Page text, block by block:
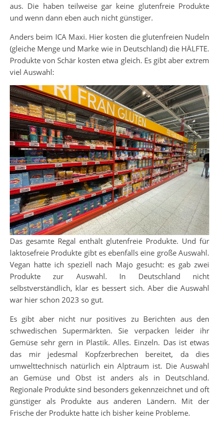
aus. Die haben teilweise gar keine glutenfreie Produkte
und wenn dann eben auch nicht günstiger.
Anders beim ICA Maxi. Hier kosten die glutenfreien Nudeln
(gleiche Menge und Marke wie in Deutschland) die HÄLFTE.
Produkte von Schär kosten etwa gleich. Es gibt aber extrem
viel Auswahl:
Das gesamte Regal enthält glutenfreie Produkte. Und für
laktosefreie Produkte gibt es ebenfalls eine große Auswahl.
Vegan hatte ich speziell nach Majo gesucht: es gab zwei
Produkte zur Auswahl. In Deutschland nicht
selbstverständlich, klar es bessert sich. Aber die Auswahl
war hier schon 2023 so gut.
Es gibt aber nicht nur positives zu Berichten aus den
schwedischen Supermärkten. Sie verpacken leider ihr
Gemüse sehr gern in Plastik. Alles. Einzeln. Das ist etwas
das mir jedesmal Kopfzerbrechen bereitet, da dies
umwelttechnisch natürlich ein Alptraum ist. Die Auswahl
an Gemüse und Obst ist anders als in Deutschland.
Regionale Produkte sind besonders gekennzeichnet und oft
günstiger als Produkte aus anderen Ländern. Mit der
Frische der Produkte hatte ich bisher keine Probleme.